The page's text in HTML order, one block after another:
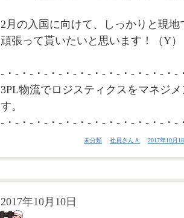
2月の入国に向けて、しっかりと現地
頑張って貰いたいと思います！（Y）
-・-・-・-・-・-・-・-・-・-・-・-・-
3PL物流でロジスティクスをマネジ
す。
-・-・-・-・-・-・-・-・-・-・-・-・-
未分類 社員さんＡ 2017年10月
2017年10月10日